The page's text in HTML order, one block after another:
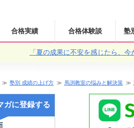
合格実績 合格体験談 塾
「夏の成果に不安を感じたら、今
塾別 成績の上げ方 馬渕教室の悩みと解決策
ガに登録する